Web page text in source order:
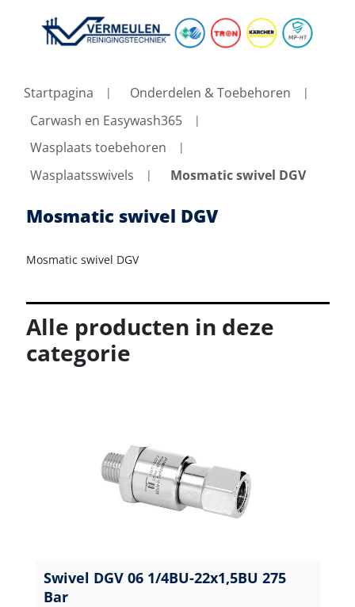
Startpagina
Onderdelen & Toebehoren
Carwash en Easywash365
Wasplaats toebehoren
Wasplaatsswivels
Mosmatic swivel DGV
Mosmatic swivel DGV
Mosmatic swivel DGV
Alle producten in deze
categorie
Swivel DGV 06 1/4BU-22x1,5BU 275
Bar